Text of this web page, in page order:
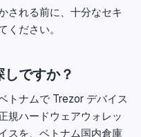
される前に、十分なセキ
ください。
ですか？
トナムで Trezor デバイス
規ハードウェアウォレッ
スを、ベトナム国内倉庫